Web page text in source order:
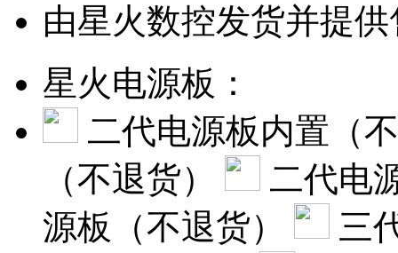
由星火数控发货并提
星火电源板：
二代电源板内置（
（不退货）
二代电
源板（不退货）
三